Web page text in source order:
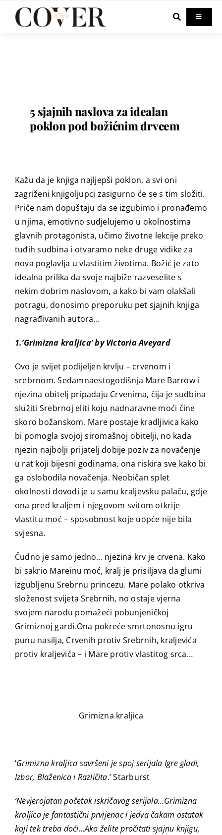
Toggle
Out & About
5 sjajnih naslova za idealan
poklon pod božićnim drvcem
Kažu da je knjiga najljepši poklon, a svi oni
zagriženi knjigoljupci zasigurno će se s tim složiti.
Priče nam dopuštaju da se izgubimo i pronađemo
u njima, emotivno sudjelujemo u okolnostima
glavnih protagonista, učimo životne lekcije preko
tuđih sudbina i otvaramo neke druge vidike za
nova poglavlja u vlastitim životima. Božić je zato
idealna prilika da svoje najbiže razveselite s
nekim dobrim naslovom, a kako bi vam olakšali
potragu, donosimo preporuku pet sjajnih knjiga
nagrađivanih autora…
1.’Grimizna kraljica’ by Victoria Aveyard
Ovo je svijet podijeljen krvlju – crvenom i
srebrnom. Sedamnaestogodišnja Mare Barrow i
njezina obitelj pripadaju Crvenima, čija je sudbina
služiti Srebrnoj eliti koju nadnaravne moći čine
skoro božanskom. Mare postaje kradljivica kako
bi pomogla svojoj siromašnoj obitelji, no kada
njezin najbolji prijatelj dobije poziv za novačenje
u rat koji bijesni godinama, ona riskira sve kako bi
ga oslobodila novačenja. Neobičan splet
okolnosti dovodi je u samu kraljevsku palaču, gdje
ona pred kraljem i njegovom svitom otkrije
vlastitu moć – sposobnost koje uopće nije bila
svjesna.
Čudno je samo jedno… njezina krv je crvena. Kako
bi sakrio Mareinu moć, kralj je prisiljava da glumi
izgubljenu Srebrnu princezu. Mare polako otkriva
složenost svijeta Srebrnih, no ostaje vjerna
svojem narodu pomažeći pobunjeničkoj
Grimiznoj gardi.Ona pokreće smrtonosnu igru
punu nasilja, Crvenih protiv Srebrnih, kraljevića
protiv kraljevića – i Mare protiv vlastitog srca…
Grimizna kraljica
‘Grimizna kraljica savršeni je spoj serijala Igre gladi,
Izbor, Blaženica i Različita.’ Starburst
‘Nevjerojatan početak iskričavog serijala…Grimizna
kraljica je fantastični prvijenac i jedva čakam ostatak
koji tek treba doći…Ako želite pročitati sjajnu knjigu,